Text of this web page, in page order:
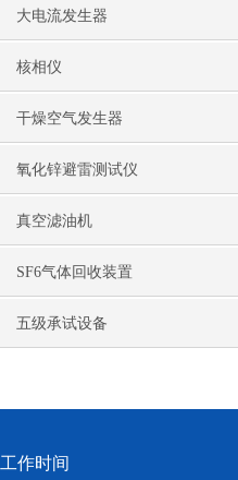
大电流发生器
核相仪
干燥空气发生器
氧化锌避雷测试仪
真空滤油机
SF6气体回收装置
五级承试设备
工作时间